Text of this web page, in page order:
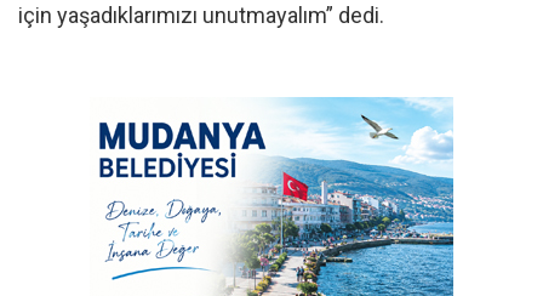
için yaşadıklarımızı unutmayalım” dedi.